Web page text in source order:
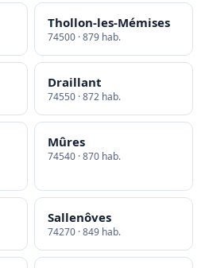
Thollon-les-Mémises
74500 · 879 hab.
Draillant
74550 · 872 hab.
Mûres
74540 · 870 hab.
Sallenôves
74270 · 849 hab.